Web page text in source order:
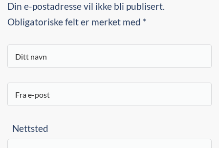
Din e-postadresse vil ikke bli publisert.
Obligatoriske felt er merket med *
Nettsted